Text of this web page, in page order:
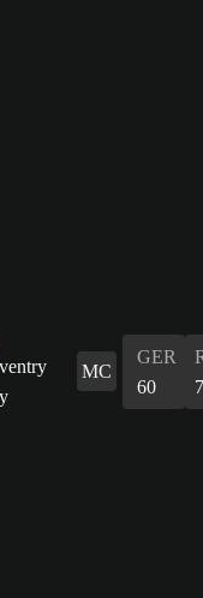
MC
GER
60